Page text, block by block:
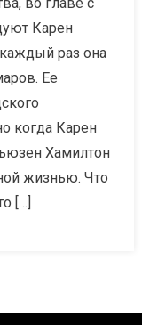
Карен
раз она
Ее
когда Карен
Хамилтон
жизнью. Что
[…]